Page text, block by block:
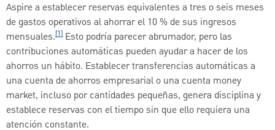
Aspire a establecer reservas equivalentes a tres o seis meses
de gastos operativos al ahorrar el 10 % de sus ingresos
mensuales.[1] Esto podría parecer abrumador, pero las
contribuciones automáticas pueden ayudar a hacer de los
ahorros un hábito. Establecer transferencias automáticas a
una cuenta de ahorros empresarial o una cuenta money
market, incluso por cantidades pequeñas, genera disciplina y
establece reservas con el tiempo sin que ello requiera una
atención constante.